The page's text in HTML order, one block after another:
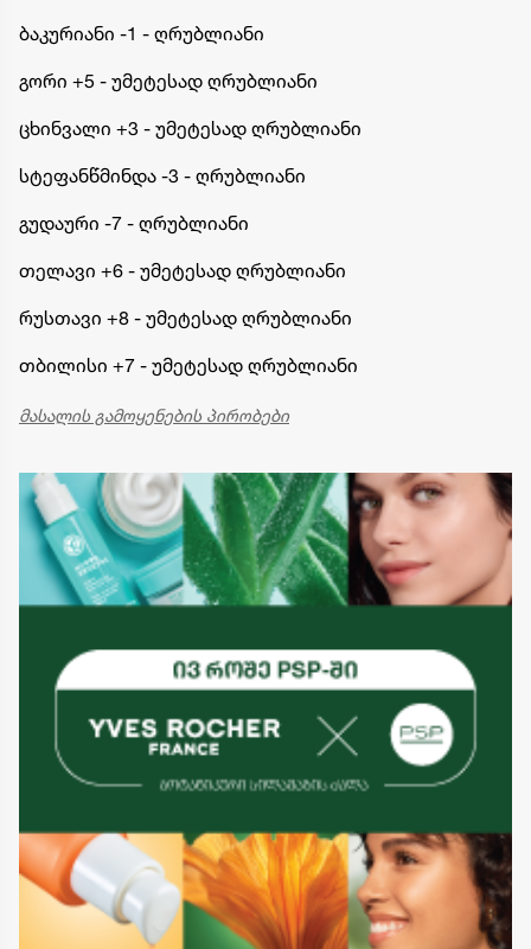
ბაკურიანი -1 - ღრუბლიანი
გორი +5 - უმეტესად ღრუბლიანი
ცხინვალი +3 - უმეტესად ღრუბლიანი
სტეფანწმინდა -3 - ღრუბლიანი
გუდაური -7 - ღრუბლიანი
თელავი +6 - უმეტესად ღრუბლიანი
რუსთავი +8 - უმეტესად ღრუბლიანი
თბილისი +7 - უმეტესად ღრუბლიანი
მასალის გამოყენების პირობები